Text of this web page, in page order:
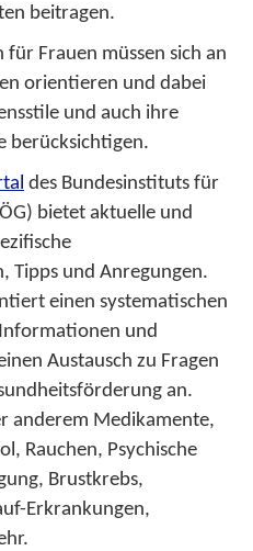
beitragen.
Frauen müssen sich an
orientieren und dabei
und auch ihre
berücksichtigen.
des Bundesinstituts für
bietet aktuelle und
Tipps und Anregungen.
einen systematischen
und
Austausch zu Fragen
an.
anderem Medikamente,
Rauchen, Psychische
Brustkrebs,
Erkrankungen,